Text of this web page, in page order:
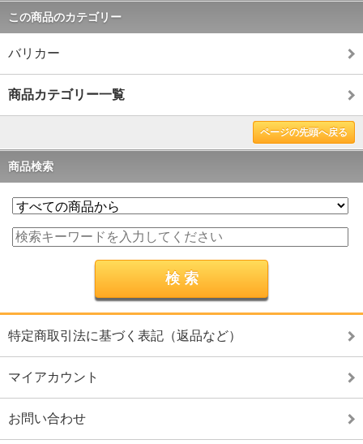
この商品のカテゴリー
バリカー
商品カテゴリー一覧
ページの先頭へ戻る
商品検索
特定商取引法に基づく表記（返品など）
マイアカウント
お問い合わせ